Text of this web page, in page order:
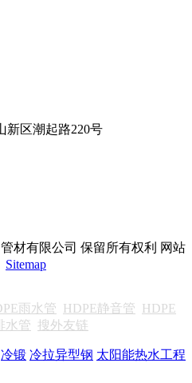
新区潮起路220号
材有限公司 保留所有权利 网站
Sitemap
雨水管 HDPE静音管 HDPE
水管 搜外友链
冷锻 冷拉异型钢 太阳能热水工程